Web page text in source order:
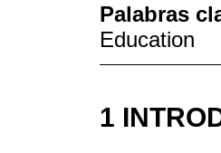
Palabras
Education
1